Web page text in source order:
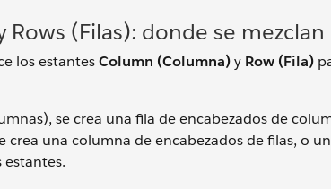
(Filas): donde se
los estantesColumn (Columna)y Row (Fila)
se crea una fila de encabezados de
crea una columna de encabezados de filas, o